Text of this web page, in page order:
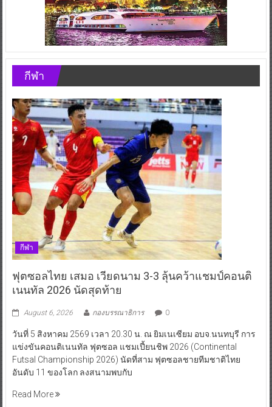
กีฬา
กีฬา
ฟุตซอลไทย เสมอ เวียดนาม 3-3 ลุ้นคว้าแชมป์คอนติ
เนนทัล 2026 นัดสุดท้าย
August 6, 2026 กองบรรณาธิการ 0
วันที่ 5 สิงหาคม 2569 เวลา 20.30 น. ณ ยิมเนเซียม อบจ.นนทบุรี การ
แข่งขันคอนติเนนทัล ฟุตซอล แชมเปี้ยนชิพ 2026 (Continental
Futsal Championship 2026) นัดที่สาม ฟุตซอลชายทีมชาติไทย
อันดับ 11 ของโลก ลงสนามพบกับ
Read More